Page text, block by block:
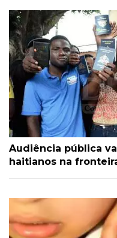
Audiência pública
haitianos na